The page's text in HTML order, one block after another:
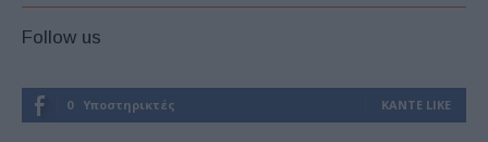
Follow us
0 Υποστηρικτές ΚΆΝΤΕ LIKE